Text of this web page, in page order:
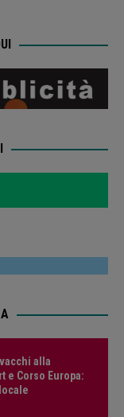
alla
e Corso Europa: